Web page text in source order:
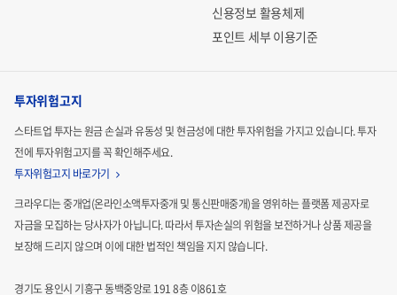
신용정보 활용체제
포인트 세부 이용기준
투자위험고지
스타트업 투자는 원금 손실과 유동성 및 현금성에 대한 투자위험을 가지고 있습니다.투자
전에 투자위험고지를 꼭 확인해주세요.
투자위험고지 바로가기
크라우디는 중개업(온라인소액투자중개 및 통신판매중개)을 영위하는 플랫폼 제공자로
자금을 모집하는당사자가 아닙니다. 따라서 투자손실의 위험을 보전하거나 상품 제공을
보장해 드리지 않으며 이에 대한 법적인 책임을 지지 않습니다.
경기도 용인시 기흥구 동백중앙로 191 8층 이861호